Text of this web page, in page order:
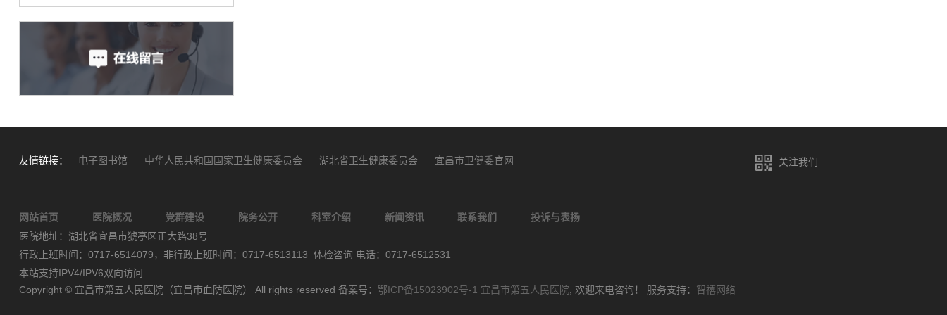
友情链接： 电子图书馆 中华人民共和国国家卫生健康委员会 湖北省卫生健康委员会 宜昌市卫健委官网 关注我们
网站首页 医院概况 党群建设 院务公开 科室介绍 新闻资讯 联系我们
投诉与表扬
医院地址：湖北省宜昌市猇亭区正大路38号
行政上班时间：0717-6514079，非行政上班时间：0717-6513113 体检咨询 电话：0717-6512531
本站支持IPV4/IPV6双向访问
Copyright © 宜昌市第五人民医院（宜昌市血防医院） All rights reserved 备案号： 鄂ICP备15023902号-1 宜昌市第五人民医院 , 欢迎来电咨询！ 服务支持： 智禧网络